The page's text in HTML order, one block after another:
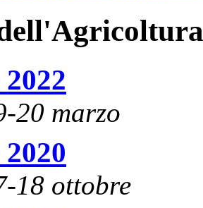
20 marzo
18 ottobre